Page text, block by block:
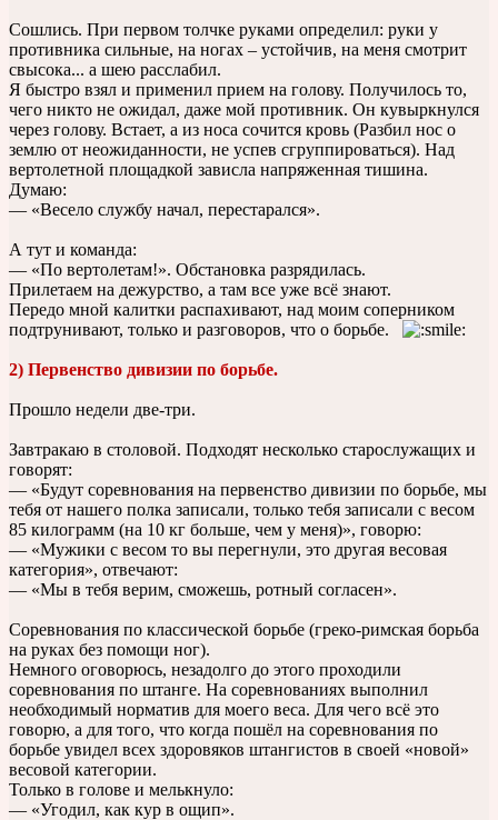
Сошлись. При первом толчке руками определил: руки у
противника сильные, на ногах – устойчив, на меня смотрит
свысока... а шею расслабил.
Я быстро взял и применил прием на голову. Получилось то,
чего никто не ожидал, даже мой противник. Он кувыркнулся
через голову. Встает, а из носа сочится кровь (Разбил нос о
землю от неожиданности, не успев сгруппироваться). Над
вертолетной площадкой зависла напряженная тишина.
Думаю:
— «Весело службу начал, перестарался».
А тут и команда:
— «По вертолетам!». Обстановка разрядилась.
Прилетаем на дежурство, а там все уже всё знают.
Передо мной калитки распахивают, над моим соперником
подтрунивают, только и разговоров, что о борьбе.
2) Первенство дивизии по борьбе.
Прошло недели две-три.
Завтракаю в столовой. Подходят несколько старослужащих и
говорят:
— «Будут соревнования на первенство дивизии по борьбе, мы
тебя от нашего полка записали, только тебя записали с весом
85 килограмм (на 10 кг больше, чем у меня)», говорю:
— «Мужики с весом то вы перегнули, это другая весовая
категория», отвечают:
— «Мы в тебя верим, сможешь, ротный согласен».
Соревнования по классической борьбе (греко-римская борьба
на руках без помощи ног).
Немного оговорюсь, незадолго до этого проходили
соревнования по штанге. На соревнованиях выполнил
необходимый норматив для моего веса. Для чего всё это
говорю, а для того, что когда пошёл на соревнования по
борьбе увидел всех здоровяков штангистов в своей «новой»
весовой категории.
Только в голове и мелькнуло:
— «Угодил, как кур в ощип».